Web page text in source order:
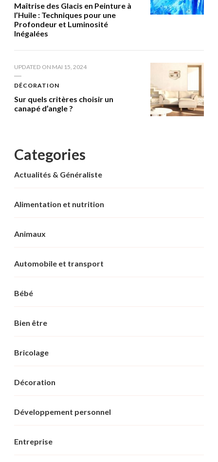
Maîtrise des Glacis en Peinture à
l’Huile : Techniques pour une
Profondeur et Luminosité
Inégalées
UPDATED ON MAI 15, 2024
DÉCORATION
Sur quels critères choisir un
canapé d’angle ?
Categories
Actualités & Généraliste
Alimentation et nutrition
Animaux
Automobile et transport
Bébé
Bien être
Bricolage
Décoration
Développement personnel
Entreprise